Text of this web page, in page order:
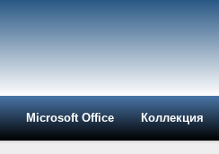
Microsoft Office Коллекция